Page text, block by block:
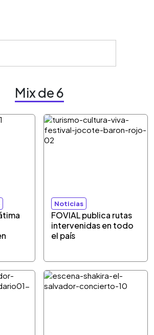
Mix de 6
Noticias
FOVIAL publica rutas
intervenidas en todo
el país